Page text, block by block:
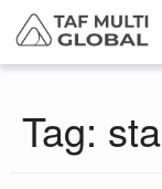
Tag: